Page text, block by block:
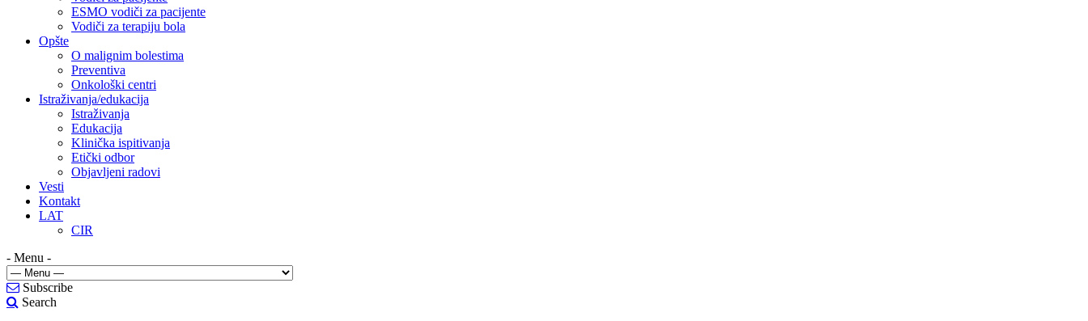
ESMO vodiči za pacijente
Vodiči za terapiju bola
Opšte
O malignim bolestima
Preventiva
Onkološki centri
Istraživanja/edukacija
Istraživanja
Edukacija
Klinička ispitivanja
Etički odbor
Objavljeni radovi
Vesti
Kontakt
LAT
CIR
- Menu -
Subscribe
Search